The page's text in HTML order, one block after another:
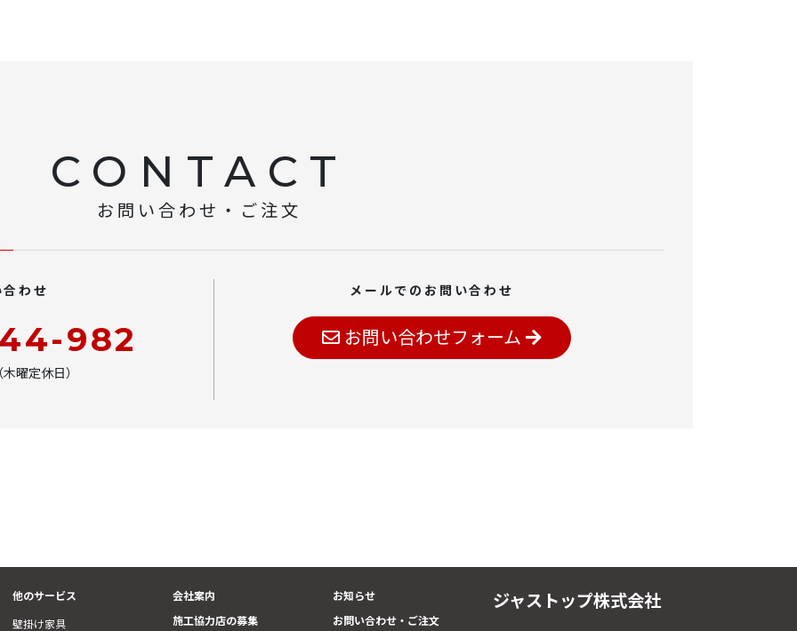
CONTACT
お問い合わせ・ご注文
わせ
982
曜定休日）
メールでのお問い合わせ
お問い合わせフォーム
他のサービス
壁掛け家具
会社案内
施工協力店の募集
お知らせ
お問い合わせ・ご注文
ジャストップ株式会社